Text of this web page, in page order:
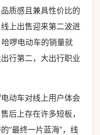
质感且兼具性价比的
上出售迎来第二波迸
啰电动车的销量就
行第二，大出行职业
动车对线上用户体会
后上存在许多短板，
“最终一片蓝海”，线